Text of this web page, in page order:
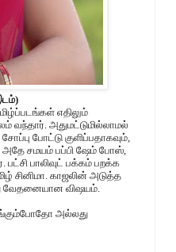
எதிலும்
வந்தார். அதுமட்டுமில்லாமல்
போட்டு குளிப்பதாகவும்,
சமயம் பப்பி ஷேம் போஸ்,
பாலிவுட் பக்கம் பறக்க
சினிமா. காஜலின் அடுத்த
வேதனையான விஷயம்.
அல்லது